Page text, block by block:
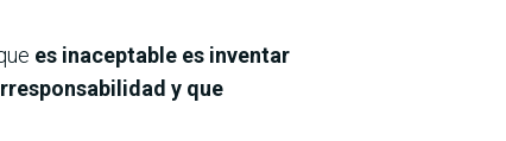
es inaceptable es inventar
y que